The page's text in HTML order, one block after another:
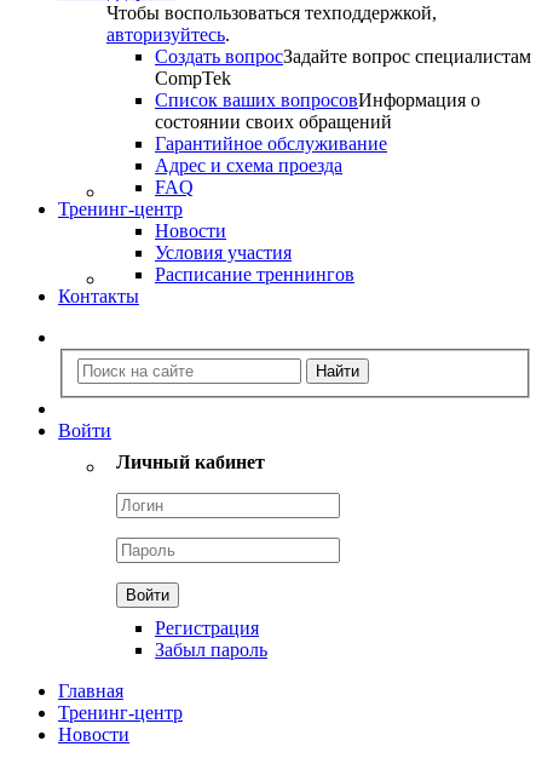
Чтобы воспользоваться техподдержкой,
авторизуйтесь.
Создать вопросЗадайте вопрос специалистам
CompTek
Список ваших вопросовИнформация о
состоянии своих обращений
Гарантийное обслуживание
Адрес и схема проезда
FAQ
Тренинг-центр
Новости
Условия участия
Расписание треннингов
Контакты
Войти
Личный кабинет
Регистрация
Забыл пароль
Главная
Тренинг-центр
Новости